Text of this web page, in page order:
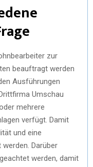
zur
beauftragt werden
Ausführungen
Umschau
mehrere
verfügt. Damit
und eine
Darüber
werden, damit